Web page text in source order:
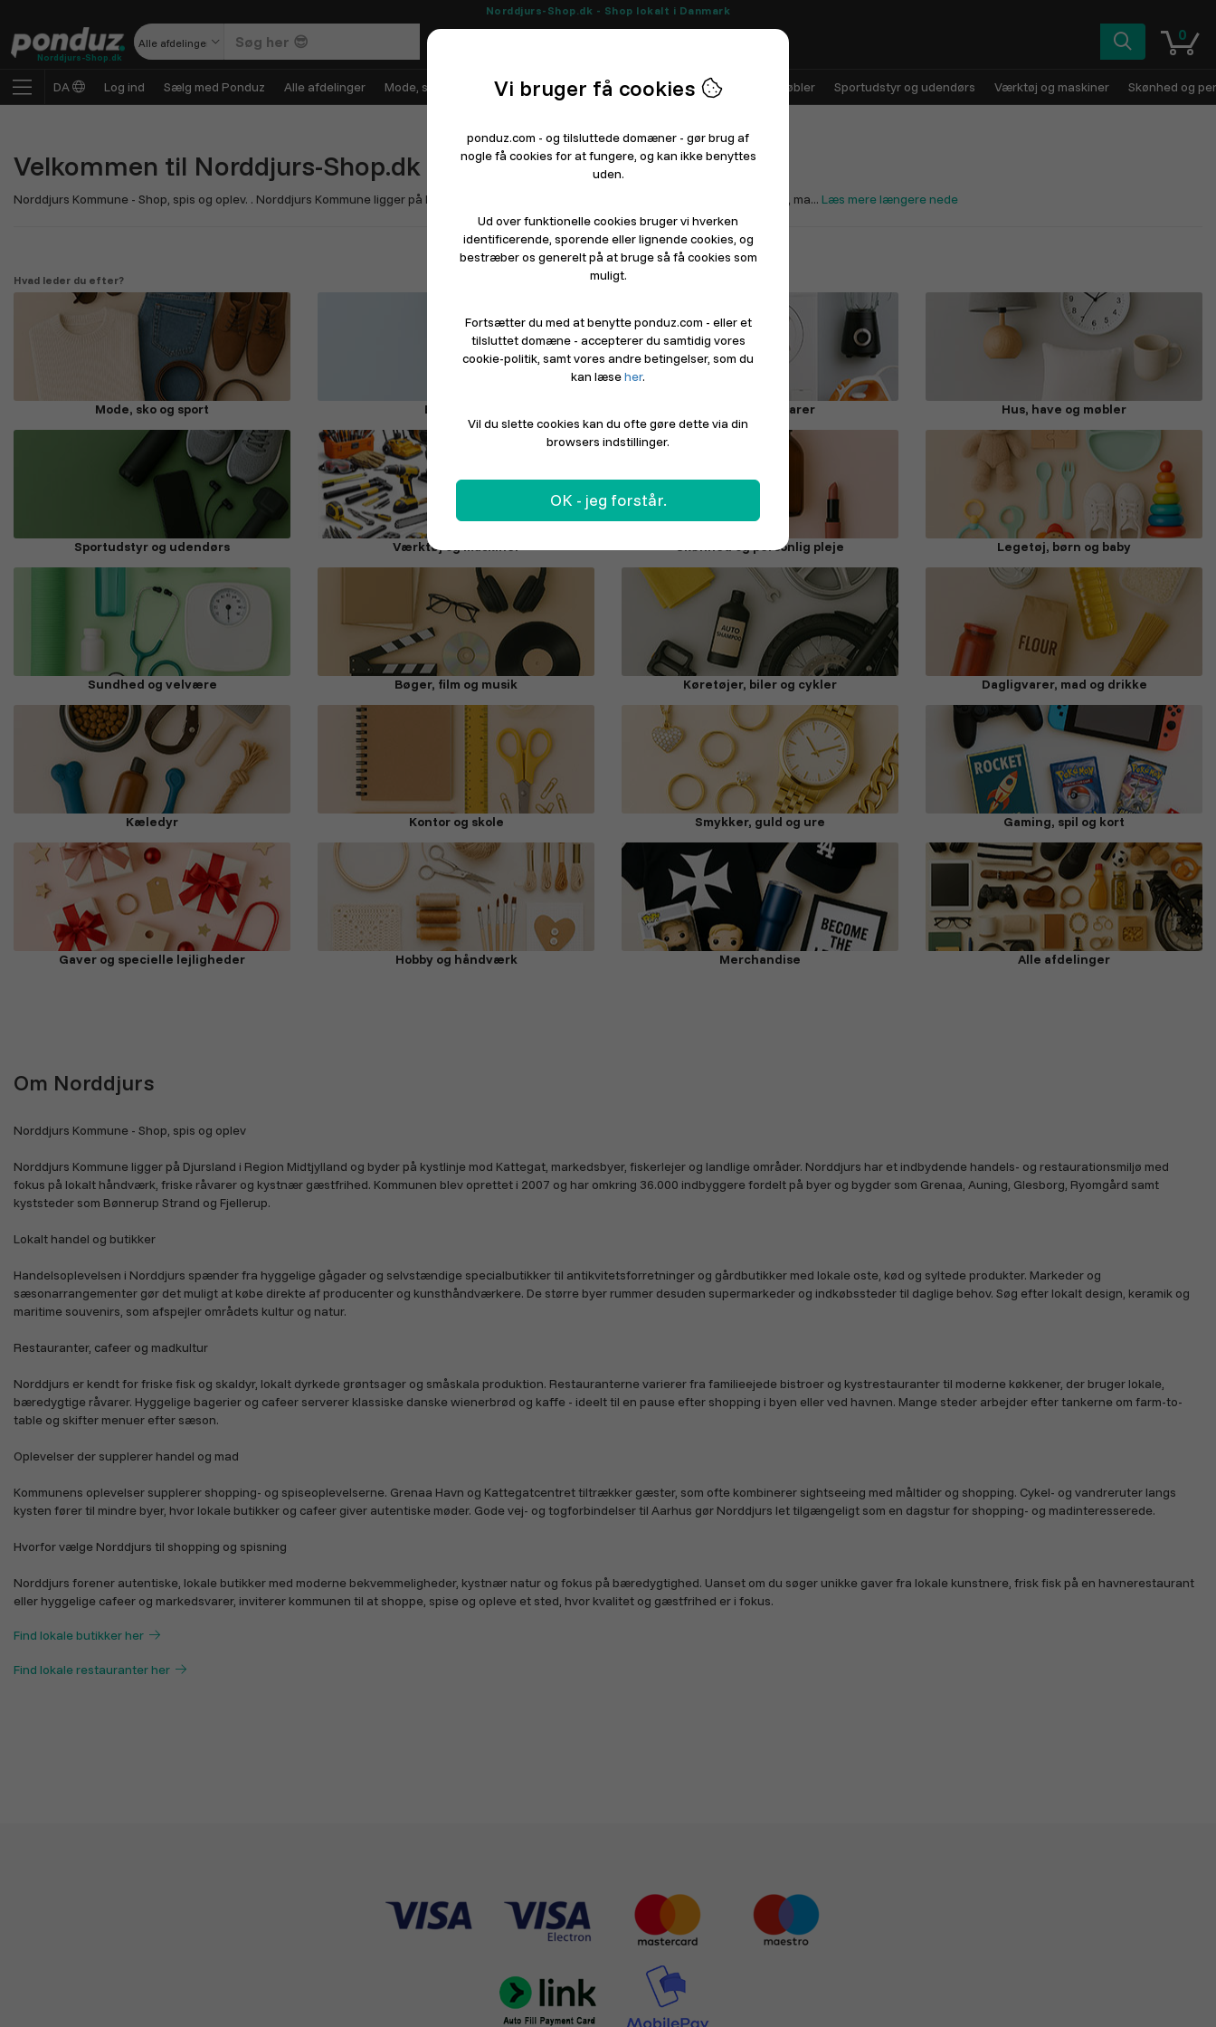
Norddjurs-Shop.dk - Shop lokalt i Danmark
Norddjurs-Shop.dk
Alle afdelinger 0
DA Log ind Sælg med Ponduz Alle afdelinger Mode, sko og sport Elektronik Hårde hvidevarer Hus, have og møbler Sportudstyr og udendørs Værktøj og maskiner Skønhed og
Velkommen til Norddjurs-Shop.dk - En lokal markedspladsfor Norddjurs
Norddjurs Kommune - Shop, spis og oplev. . Norddjurs Kommune ligger på Djursland i Region Midtjylland og byder på kystlinje mod Kattegat, ma... Læs mere længere nede
Driver du en butik eller restaurant? Sådan kommer du i gang
Hvad leder du efter?
Mode, sko og sport Elektronik Hårde hvidevarer Hus, have og møbler
Sportudstyr og udendørs Værktøj og maskiner Skønhed og personlig pleje Legetøj, børn og baby
Sundhed og velvære Bøger, film og musik Køretøjer, biler og cykler Dagligvarer, mad og drikke
Kæledyr Kontor og skole Smykker, guld og ure Gaming, spil og kort
Gaver og specielle lejligheder Hobby og håndværk Merchandise Alle afdelinger
Om Norddjurs
Norddjurs Kommune - Shop, spis og oplev
Norddjurs Kommune ligger på Djursland i Region Midtjylland og byder på kystlinje mod Kattegat, markedsbyer, fiskerlejer og landlige områder. Norddjurs har et indbydende handels- og restaurationsmiljø med
fokus på lokalt håndværk, friske råvarer og kystnær gæstfrihed. Kommunen blev oprettet i 2007 og har omkring 36.000 indbyggere fordelt på byer og bygder som Grenaa, Auning, Glesborg, Ryomgård samt
kyststeder som Bønnerup Strand og Fjellerup.
Lokalt handel og butikker
Handelsoplevelsen i Norddjurs spænder fra hyggelige gågader og selvstændige specialbutikker til antikvitetsforretninger og gårdbutikker med lokale oste, kød og syltede produkter. Markeder og
sæsonarrangementer gør det muligt at købe direkte af producenter og kunsthåndværkere. De større byer rummer desuden supermarkeder og indkøbssteder til daglige behov. Søg efter lokalt design, keramik og
maritime souvenirs, som afspejler områdets kultur og natur.
Restauranter, cafeer og madkultur
Norddjurs er kendt for friske fisk og skaldyr, lokalt dyrkede grøntsager og småskala produktion. Restauranterne varierer fra familieejede bistroer og kystrestauranter til moderne køkkener, der bruger lokale,
bæredygtige råvarer. Hyggelige bagerier og cafeer serverer klassiske danske wienerbrød og kaffe - ideelt til en pause efter shopping i byen eller ved havnen. Mange steder arbejder efter tankerne om farm-to-
table og skifter menuer efter sæson.
Oplevelser der supplerer handel og mad
Kommunens oplevelser supplerer shopping- og spiseoplevelserne. Grenaa Havn og Kattegatcentret tiltrækker gæster, som ofte kombinerer sightseeing med måltider og shopping. Cykel- og vandreruter langs
kysten fører til mindre byer, hvor lokale butikker og cafeer giver autentiske møder. Gode vej- og togforbindelser til Aarhus gør Norddjurs let tilgængeligt som en dagstur for shopping- og madinteresserede.
Hvorfor vælge Norddjurs til shopping og spisning
Norddjurs forener autentiske, lokale butikker med moderne bekvemmeligheder, kystnær natur og fokus på bæredygtighed. Uanset om du søger unikke gaver fra lokale kunstnere, frisk fisk på en havnerestaurant
Find lokale butikker her
Find lokale restauranter her
Vi bruger få cookies
ponduz.com - og tilsluttede domæner - gør brug af
nogle få cookies for at fungere, og kan ikke benyttes
uden.
Ud over funktionelle cookies bruger vi hverken
identificerende, sporende eller lignende cookies, og
bestræber os generelt på at bruge så få cookies som
muligt.
Fortsætter du med at benytte ponduz.com - eller et
tilsluttet domæne - accepterer du samtidig vores
cookie-politik, samt vores andre betingelser, som du
kan læseher.
Vil du slette cookies kan du ofte gøre dette via din
browsers indstillinger.
OK - jeg forstår.